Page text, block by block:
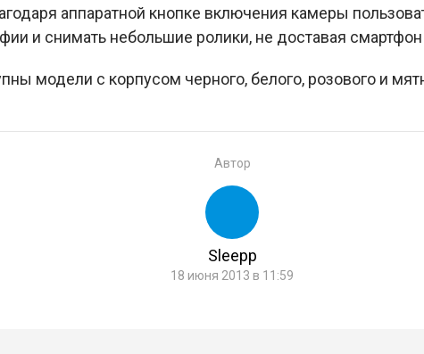
аппаратной кнопке включения камеры
и снимать небольшие ролики, не доставая
модели с корпусом черного, белого, розового и
Автор
Sleepp
18 июня 2013 в 11:59